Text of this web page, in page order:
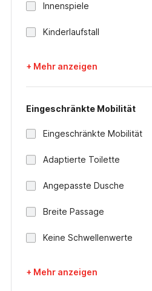
Innenspiele
Kinderlaufstall
+ Mehr anzeigen
Eingeschränkte Mobilität
Eingeschränkte Mobilität
Adaptierte Toilette
Angepasste Dusche
Breite Passage
Keine Schwellenwerte
+ Mehr anzeigen